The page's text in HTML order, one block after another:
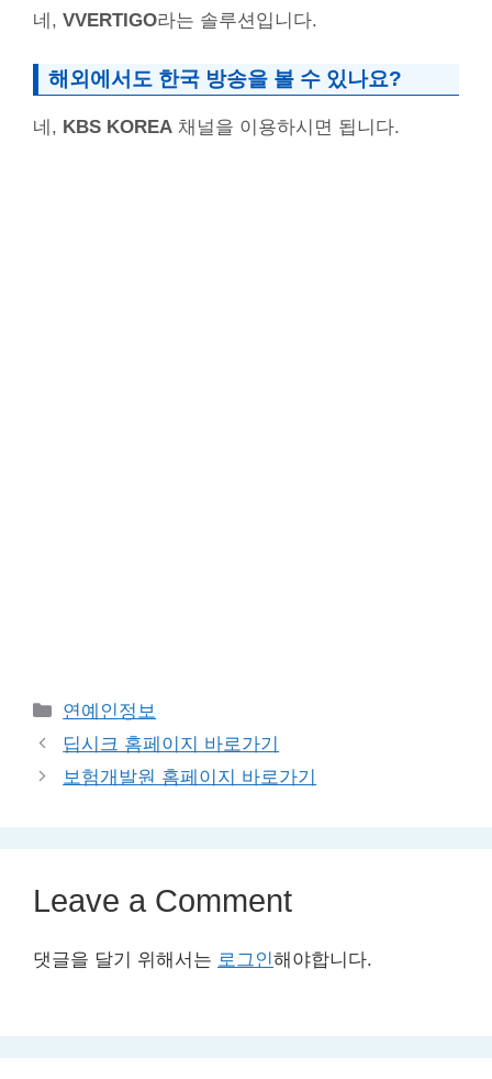
네, VVERTIGO라는 솔루션입니다.
해외에서도 한국 방송을 볼 수 있나요?
네, KBS KOREA 채널을 이용하시면 됩니다.
Categories
연예인정보
딥시크 홈페이지 바로가기
보험개발원 홈페이지 바로가기
Leave a Comment
댓글을 달기 위해서는 로그인해야합니다.